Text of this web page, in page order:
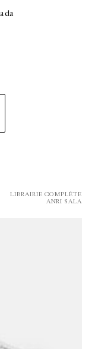
LIBRAIRIE COMPLÈTE
ANRI SALA